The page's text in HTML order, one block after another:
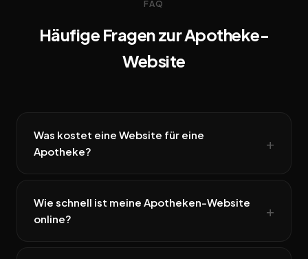
FAQ
Häufige Fragen zur Apotheke-
Website
Was kostet eine Website für eine
Apotheke?
Wie schnell ist meine Apotheken-Website
online?